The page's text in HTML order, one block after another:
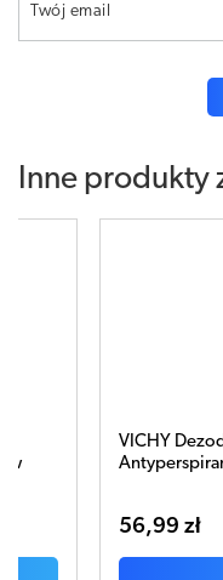
Twój email
Inne produkty
50ml
kulce
45,15